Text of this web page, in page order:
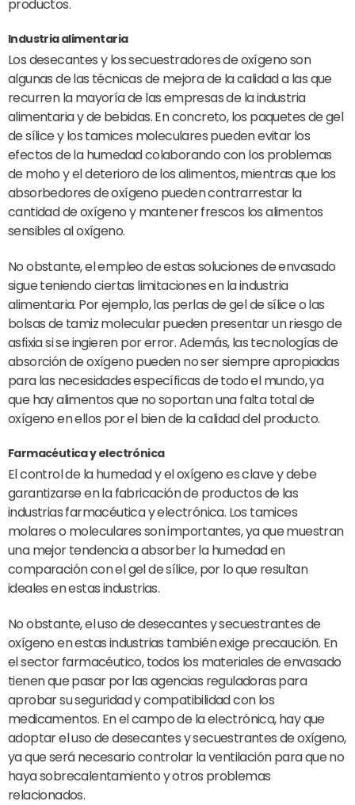
productos.
Industria alimentaria
Los desecantes y los secuestradores de oxígeno son
algunas de las técnicas de mejora de la calidad a las que
recurren la mayoría de las empresas de la industria
alimentaria y de bebidas. En concreto, los paquetes de gel
de sílice y los tamices moleculares pueden evitar los
efectos de la humedad colaborando con los problemas
de moho y el deterioro de los alimentos, mientras que los
absorbedores de oxígeno pueden contrarrestar la
cantidad de oxígeno y mantener frescos los alimentos
sensibles al oxígeno.
No obstante, el empleo de estas soluciones de envasado
sigue teniendo ciertas limitaciones en la industria
alimentaria. Por ejemplo, las perlas de gel de sílice o las
bolsas de tamiz molecular pueden presentar un riesgo de
asfixia si se ingieren por error. Además, las tecnologías de
absorción de oxígeno pueden no ser siempre apropiadas
para las necesidades específicas de todo el mundo, ya
que hay alimentos que no soportan una falta total de
oxígeno en ellos por el bien de la calidad del producto.
Farmacéutica y electrónica
El control de la humedad y el oxígeno es clave y debe
garantizarse en la fabricación de productos de las
industrias farmacéutica y electrónica. Los tamices
molares o moleculares son importantes, ya que muestran
una mejor tendencia a absorber la humedad en
comparación con el gel de sílice, por lo que resultan
ideales en estas industrias.
No obstante, el uso de desecantes y secuestrantes de
oxígeno en estas industrias también exige precaución. En
el sector farmacéutico, todos los materiales de envasado
tienen que pasar por las agencias reguladoras para
aprobar su seguridad y compatibilidad con los
medicamentos. En el campo de la electrónica, hay que
adoptar el uso de desecantes y secuestrantes de oxígeno,
ya que será necesario controlar la ventilación para que no
haya sobrecalentamiento y otros problemas
relacionados.